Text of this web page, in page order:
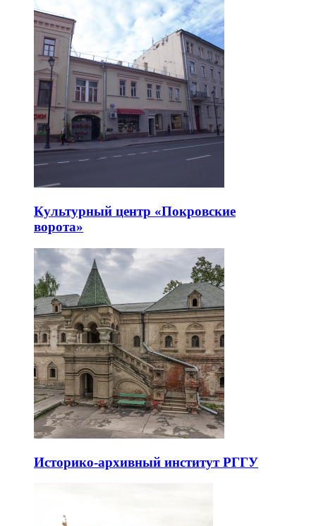
Культурный центр «Покровские
ворота»
Историко-архивный институт РГГУ